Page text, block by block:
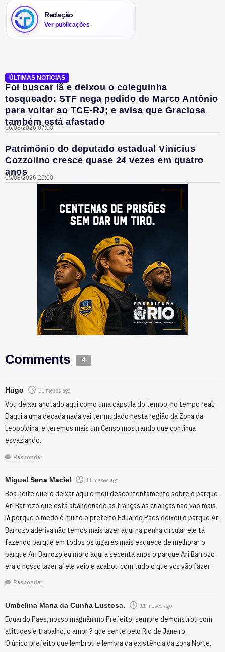
Redação
Ver publicações
ÚLTIMAS NOTÍCIAS
Foi buscar lã e deixou o coleguinha
tosqueado: STF nega pedido de Marco Antônio
para voltar ao TCE-RJ; e avisa que Graciosa
também está afastado
06/08/2026 07:00
Patrimônio do deputado estadual Vinícius
Cozzolino cresce quase 24 vezes em quatro
anos
05/08/2026 20:00
Comments 4
Hugo 11 meses ago
Vou deixar anotado aqui como uma cápsula do tempo, no tempo real.
Daqui a uma década nada vai ter mudado nesta região da Zona da
Leopoldina, e teremos mais um Censo mostrando que continua
esvaziando.
Responder
Miguel Sena Maciel 11 meses ago
Boa noite quero deixar aqui o meu descontentamento sobre o parque
Ari Barrozo que está abandonado as tranças as crianças não vão mais
lá porque o medo é muito o prefeito Eduardo Paes deixou o parque Ari
Barrozo aderiva não temos mais lazer aqui na penha circular ele tá
fazendo parque em todos os lugares mais esquece de melhorar o
parque Ari Barrozo eu moro aqui a secenta anos o parque Ari Barrozo
era o nosso lazer aí ele veio e acabou com tudo o que vcs vão fazer
Responder
Umbelina Maria da Cunha Lustosa. 11 meses ago
Eduardo Paes, nosso magnânimo Prefeito, sempre demonstrou com
atitudes e trabalho, o amor ? que sente pelo Rio de Janeiro.
O único prefeito que lembrou e lembra da existência da zona Norte,